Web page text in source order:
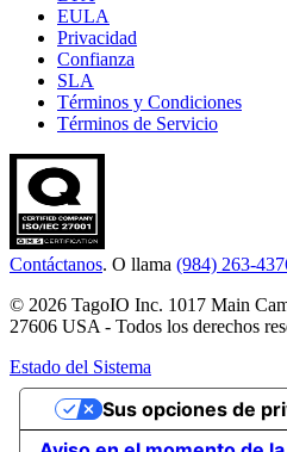
EULA
Privacidad
Confianza
SLA
Términos y Condiciones
Términos de Servicio
Contáctanos. O llama (984) 263-
© 2026 TagoIO Inc. 1017 Main
27606 USA - Todos los derechos
Estado del Sistema
Sus opciones de